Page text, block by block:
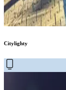
Citylighty